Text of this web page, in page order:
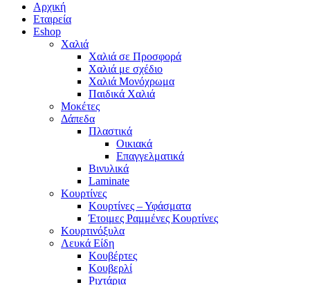
Αρχική
Εταιρεία
Eshop
Χαλιά
Χαλιά σε Προσφορά
Χαλιά με σχέδιο
Χαλιά Μονόχρωμα
Παιδικά Χαλιά
Μοκέτες
Δάπεδα
Πλαστικά
Οικιακά
Επαγγελματικά
Βινυλικά
Laminate
Κουρτίνες
Κουρτίνες – Υφάσματα
Έτοιμες Ραμμένες Κουρτίνες
Κουρτινόξυλα
Λευκά Είδη
Κουβέρτες
Κουβερλί
Ριχτάρια